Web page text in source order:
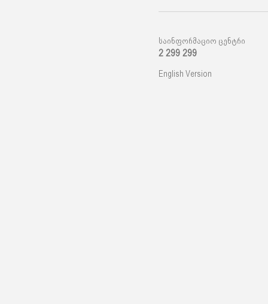
საინფორმაციო ცენტრი
2 299 299
English Version